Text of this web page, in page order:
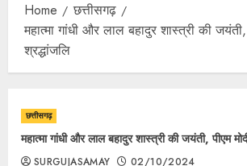
Home
छत्तीसगढ़
महात्मा गांधी और लाल बहादुर शास्त्री की जयंती,
श्रद्धांजलि
छत्तीसगढ़
महात्मा गांधी और लाल बहादुर शास्त्री की जयंती, पीएम
SURGUJASAMAY 02/10/2024